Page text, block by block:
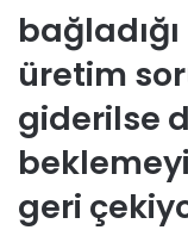
üretim
giderilse
geri